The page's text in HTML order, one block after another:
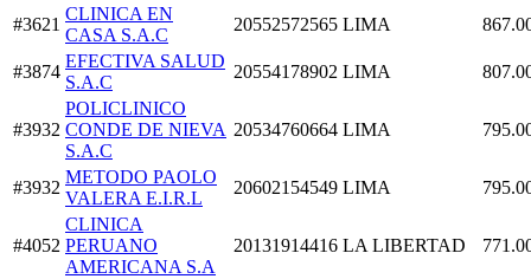
#3621
CLINICA EN
CASA S.A.C
20552572565 LIMA
#3874
EFECTIVA SALUD
S.A.C
20554178902 LIMA
#3932
POLICLINICO
CONDE DE NIEVA
S.A.C
20534760664 LIMA
#3932
METODO PAOLO
VALERA E.I.R.L
20602154549 LIMA
#4052
CLINICA
PERUANO
AMERICANA S.A
20131914416 LA LIBERTAD